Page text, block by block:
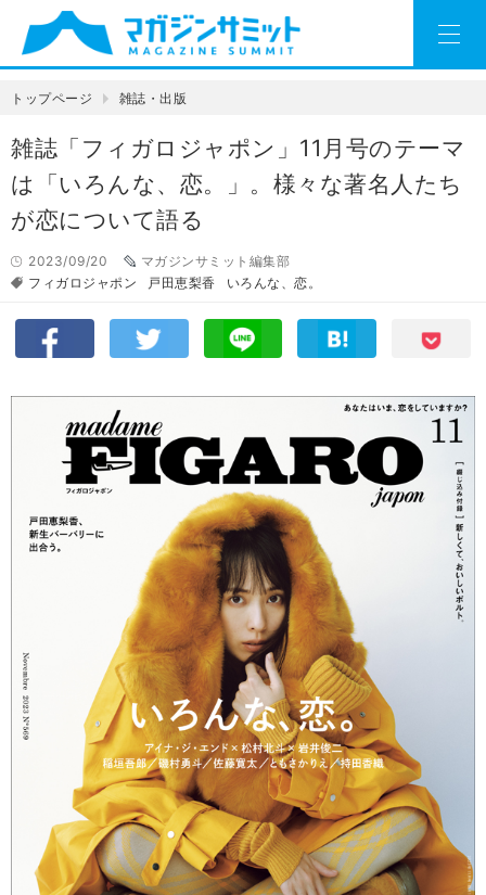
トップページ 雑誌・出版
雑誌「フィガロジャポン」11月号のテーマ
は「いろんな、恋。」。様々な著名人たち
が恋について語る
2023/09/20
マガジンサミット編集部
フィガロジャポン
戸田恵梨香 いろんな、恋。